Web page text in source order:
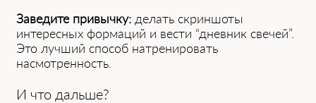
Заведите привычку: делать скриншоты
интересных формаций и вести “дневник свечей”.
Это лучший способ натренировать
насмотренность.
И что дальше?